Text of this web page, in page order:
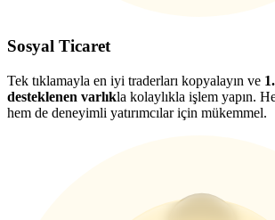
Register & Trade to Win 500,000 USDT
Precious Metals Trading Carnival
Sosyal Ticaret
Tek tıklamayla en iyi traderları kopyalayın ve
desteklenen varlıkla kolaylıkla işlem yapın.
hem de deneyimli yatırımcılar için mükemmel.